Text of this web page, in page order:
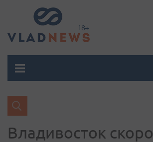
Владивосток скоро